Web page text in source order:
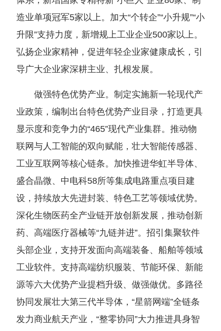
造业单项冠军5家以上。加大“个转企”“小升规”“小
升限”支持力度，新增规上工业企业500家以上。
弘扬企业家精神，促进年轻企业家健康成长，引
导广大企业家深耕主业、扎根发展。
做强特色优势产业。制定实施新一轮现代产
业政策，编制出台特色优势产业目录，打造更具
显示度和竞争力的“465”现代产业集群。推动物
联网与人工智能的双向赋能，壮大智能传感器、
工业互联网等核心链条。加快推进华虹半导体、
盛合晶微、中电科58所等集成电路重点项目建
设，持续放大先进封装、特色工艺等领域优势。
深化生物医药全产业链开放创新发展，推动创新
药、高端医疗器械等“九链并进”。招引集聚软件
头部企业，支持开发面向高端装备、船舶等领域
工业软件。支持高端纺织服装、节能环保、新能
源等六大优势产业提档升级、做强做优。多路径
协同发展壮大第三代半导体，“星箭网端”全链条
发力商业航天产业，“整零协同”大力推进具身智